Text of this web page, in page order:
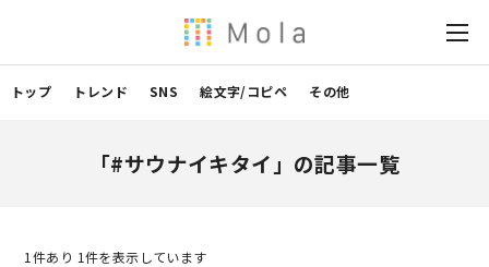
トップ トレンド SNS 絵文字/コピペ その他
「#サウナイキタイ」の記事一覧
1 件あり 1件を表示しています